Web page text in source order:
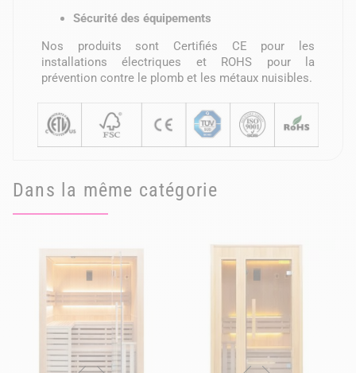
Sécurité des équipements
Nos produits sont Certifiés CE pour les
installations électriques et ROHS pour la
prévention contre le plomb et les métaux nuisibles.
Dans la même catégorie